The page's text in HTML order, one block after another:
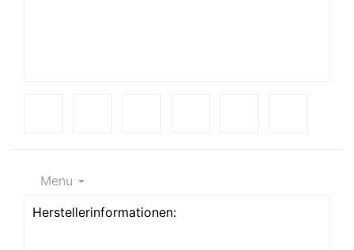
Menu
Herstellerinformationen: